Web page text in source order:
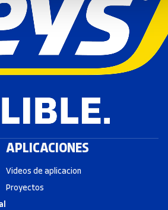
APLICACIONES
Videos de aplicacion
Proyectos